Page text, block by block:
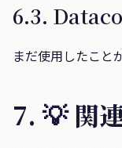
6.3.
まだ使用したこと
7. 💡 関